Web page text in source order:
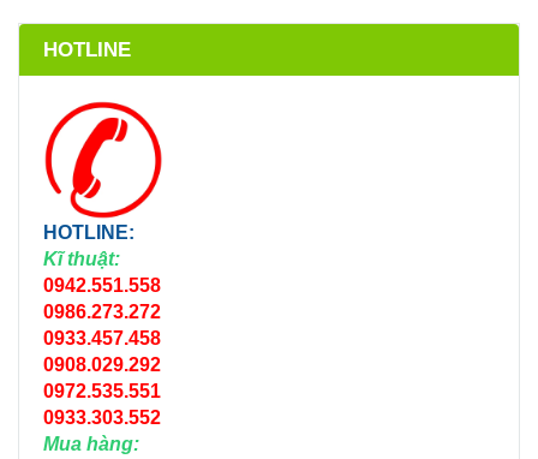
HOTLINE
HOTLINE:
Kĩ thuật:
0942.551.558
0986.273.272
0933.457.458
0908.029.292
0972.535.551
0933.303.552
Mua hàng: